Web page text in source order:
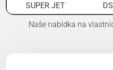
SUPER JET
Naše nabídka na